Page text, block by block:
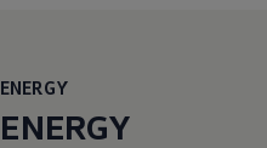
Zubehör
ENERGY
ENERGY